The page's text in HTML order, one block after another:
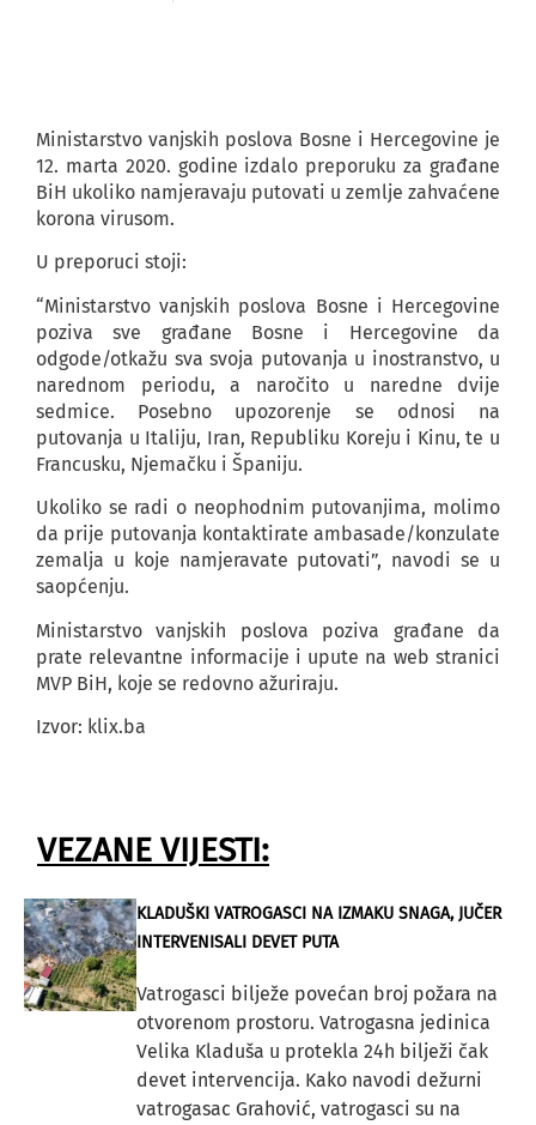
Ministarstvo vanjskih poslova Bosne i Hercegovine je
12. marta 2020. godine izdalo preporuku za građane
BiH ukoliko namjeravaju putovati u zemlje zahvaćene
korona virusom.
U preporuci stoji:
“Ministarstvo vanjskih poslova Bosne i Hercegovine
poziva sve građane Bosne i Hercegovine da
odgode/otkažu sva svoja putovanja u inostranstvo, u
narednom periodu, a naročito u naredne dvije
sedmice. Posebno upozorenje se odnosi na
putovanja u Italiju, Iran, Republiku Koreju i Kinu, te u
Francusku, Njemačku i Španiju.
Ukoliko se radi o neophodnim putovanjima, molimo
da prije putovanja kontaktirate ambasade/konzulate
zemalja u koje namjeravate putovati”, navodi se u
saopćenju.
Ministarstvo vanjskih poslova poziva građane da
prate relevantne informacije i upute na web stranici
MVP BiH, koje se redovno ažuriraju.
Izvor: klix.ba
VEZANE VIJESTI:
KLADUŠKI VATROGASCI NA IZMAKU SNAGA, JUČER
INTERVENISALI DEVET PUTA
Vatrogasci bilježe povećan broj požara na
otvorenom prostoru. Vatrogasna jedinica
Velika Kladuša u protekla 24h bilježi čak
devet intervencija. Kako navodi dežurni
vatrogasac Grahović, vatrogasci su na